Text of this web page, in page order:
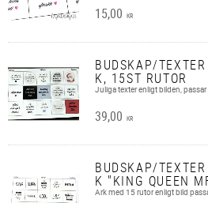
15,00 KR
BUDSKAP/
K, 15ST RUTOR
Juliga texter enligt bilden,
39,00 KR
BUDSKAP/
K "KING QUEEN
Ark med 15 rutor enligt bild